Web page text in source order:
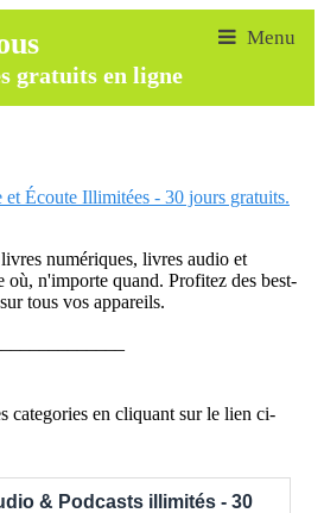
gratuits en ligne
Écoute Illimitées - 30 jours gratuits.
numériques, livres audio et
où, n'importe quand. Profitez des best-
tous vos appareils.
categories en cliquant sur le lien ci-
& Podcasts illimités - 30